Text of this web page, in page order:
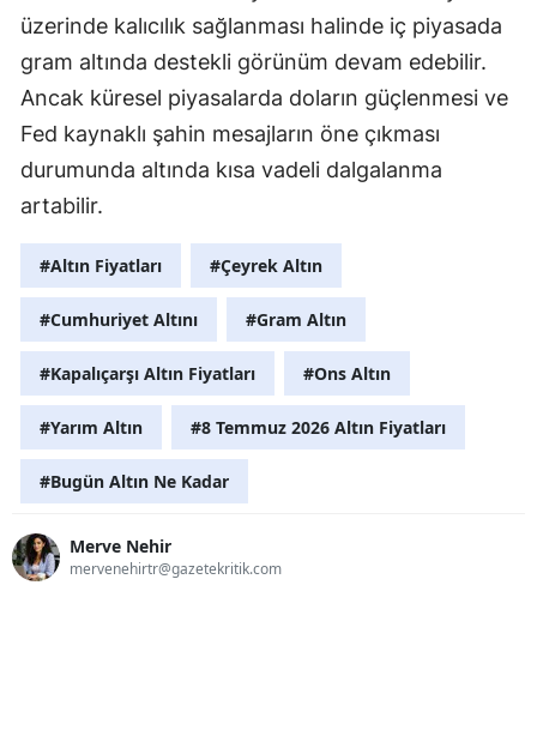
üzerinde kalıcılık sağlanması halinde iç piyasada
gram altında destekli görünüm devam edebilir.
Ancak küresel piyasalarda doların güçlenmesi ve
Fed kaynaklı şahin mesajların öne çıkması
durumunda altında kısa vadeli dalgalanma
artabilir.
#Altın Fiyatları #Çeyrek Altın
#Cumhuriyet Altını #Gram Altın
#Kapalıçarşı Altın Fiyatları #Ons Altın
#Yarım Altın #8 Temmuz 2026 Altın Fiyatları
#Bugün Altın Ne Kadar
Merve Nehir
mervenehirtr@gazetekritik.com